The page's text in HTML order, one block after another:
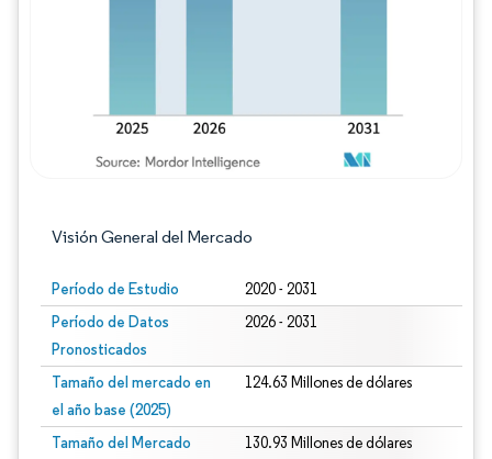
Visión General del Mercado
Período de Estudio 2020 - 2031
Período de Datos
Pronosticados
2026 - 2031
Tamaño del mercado en
el año base (2025)
124.63 Millones de dólares
Tamaño del Mercado
130.93 Millones de dólares